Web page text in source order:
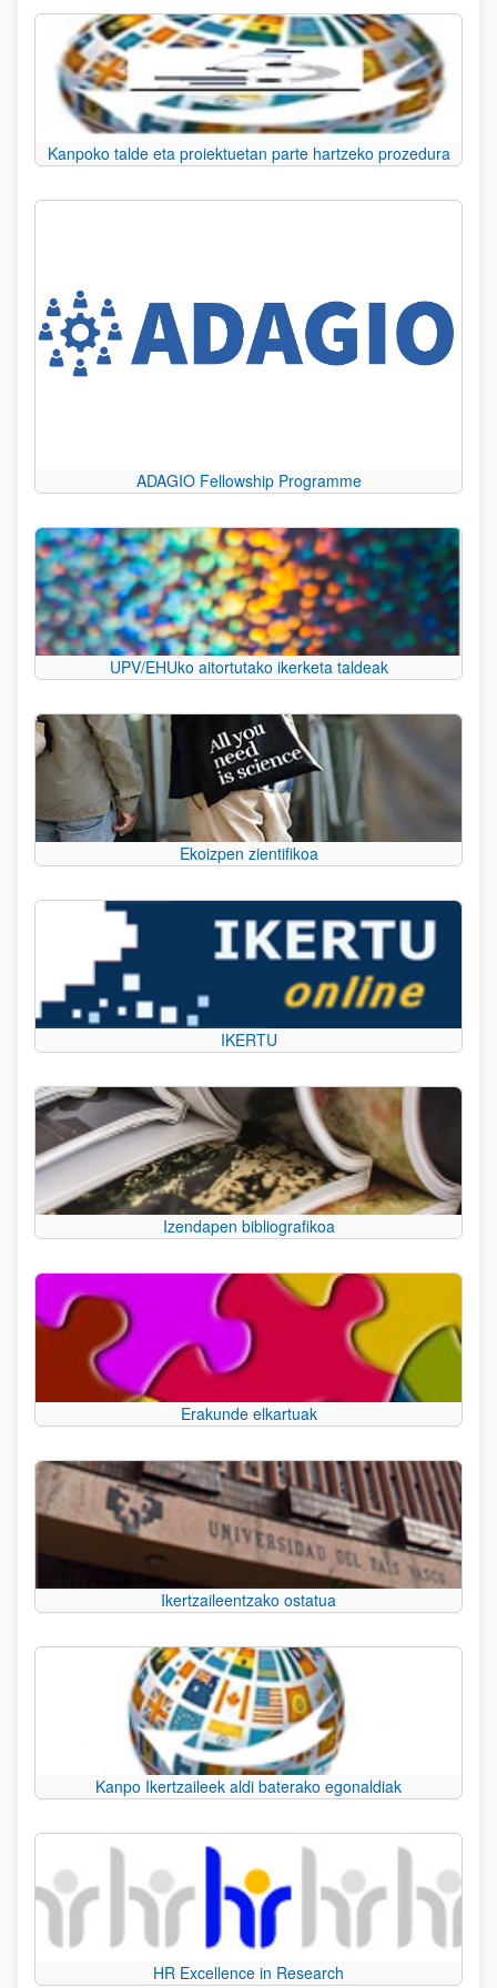
Kanpoko talde eta proiektuetan parte hartzeko prozedura
ADAGIO Fellowship Programme
UPV/EHUko aitortutako ikerketa taldeak
Ekoizpen zientifikoa
IKERTU
Izendapen bibliografikoa
Erakunde elkartuak
Ikertzaileentzako ostatua
Kanpo Ikertzaileek aldi baterako egonaldiak
HR Excellence in Research